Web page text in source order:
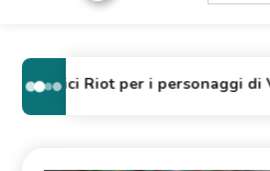
Codici Riot per i personaggi di